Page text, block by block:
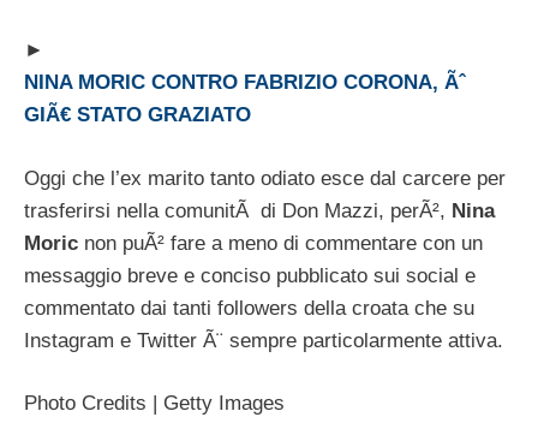
►
NINA MORIC CONTRO FABRIZIO CORONA, Ãˆ
GIÃ€ STATO GRAZIATO
Oggi che l’ex marito tanto odiato esce dal carcere per
trasferirsi nella comunitÃ di Don Mazzi, perÃ², Nina
Moric non puÃ² fare a meno di commentare con un
messaggio breve e conciso pubblicato sui social e
commentato dai tanti followers della croata che su
Instagram e Twitter Ã¨ sempre particolarmente attiva.
Photo Credits | Getty Images